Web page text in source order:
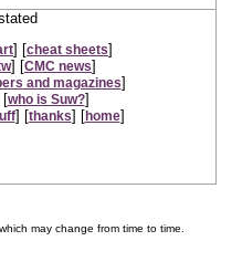
] [cheat sheets]
] [CMC news]
and magazines]
[who is Suw?]
] [thanks] [home]
which may change from time to time.